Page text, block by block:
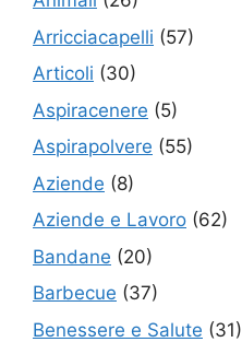
Arricciacapelli (57)
Articoli (30)
Aspiracenere (5)
Aspirapolvere (55)
Aziende (8)
Aziende e Lavoro (62)
Bandane (20)
Barbecue (37)
Benessere e Salute (31)